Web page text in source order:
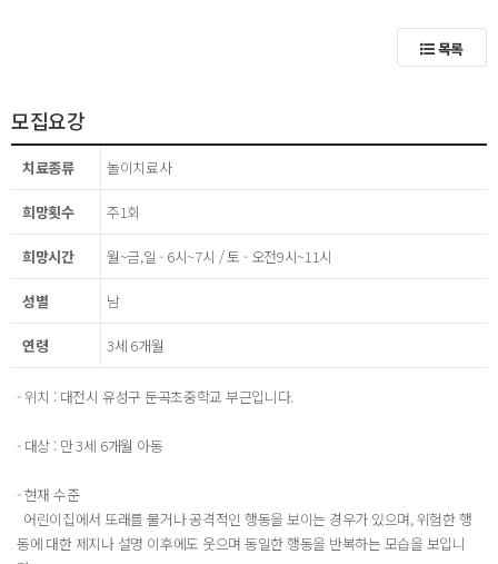
목록
모집요강
치료종류 놀이치료사
희망횟수 주1회
희망시간 월~금,일 - 6시~7시 / 토 - 오전9시~11시
성별 남
연령 3세 6개월
- 위치 : 대전시 유성구 둔곡초중학교 부근입니다.
- 대상 : 만 3세 6개월 아동
- 현재 수준
어린이집에서 또래를 물거나 공격적인 행동을 보이는 경우가 있으며, 위험한 행
동에 대한 제지나 설명 이후에도 웃으며 동일한 행동을 반복하는 모습을 보입니